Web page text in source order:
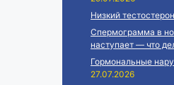
Низкий
Спермограмма в
наступает — что
Гормональные
27.07.2026